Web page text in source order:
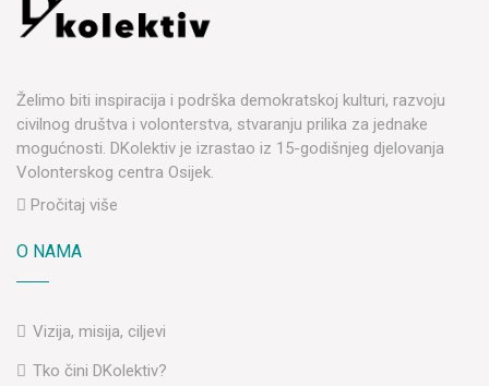
Želimo biti inspiracija i podrška demokratskoj kulturi, razvoju
civilnog društva i volonterstva, stvaranju prilika za jednake
mogućnosti. DKolektiv je izrastao iz 15-godišnjeg djelovanja
Volonterskog centra Osijek.
Pročitaj više
O NAMA
Vizija, misija, ciljevi
Tko čini DKolektiv?